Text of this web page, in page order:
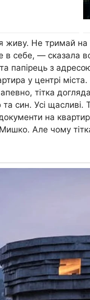
я живу. Не тримай
в себе, — сказала
папірець з
у центрі
тітка
син. Усі
на
Але чому